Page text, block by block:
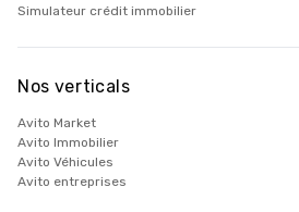
Simulateur crédit immobilier
Nos verticals
Avito Market
Avito Immobilier
Avito Véhicules
Avito entreprises